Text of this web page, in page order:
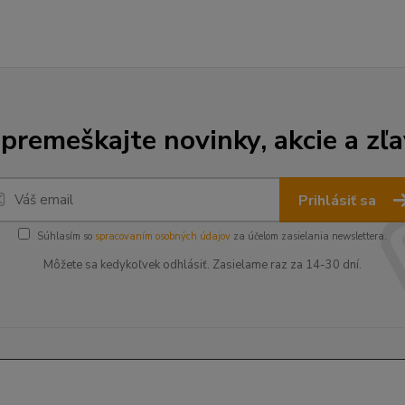
novinky, akcie a
Prihlásiť sa
Súhlasím so spracovaním osobných údajov za účelom zasielania newslettera.
Môžete sa kedykoľvek odhlásiť. Zasielame raz za 14-30 dní.